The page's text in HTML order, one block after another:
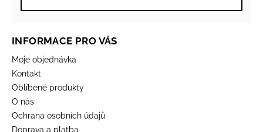
INFORMACE PRO VÁS
Moje objednávka
Kontakt
Oblíbené produkty
O nás
Ochrana osobních údajů
Doprava a platba